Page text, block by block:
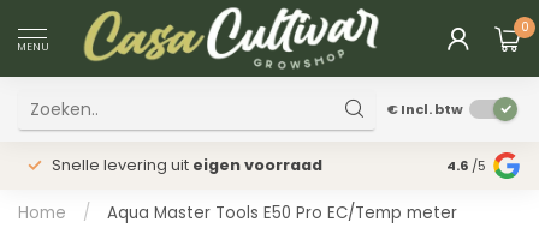
MENU
0
€Incl. btw
Snelle levering uit eigen voorraad Fysieke
4.6 /5
Home / Aqua Master Tools E50 Pro EC/Temp meter